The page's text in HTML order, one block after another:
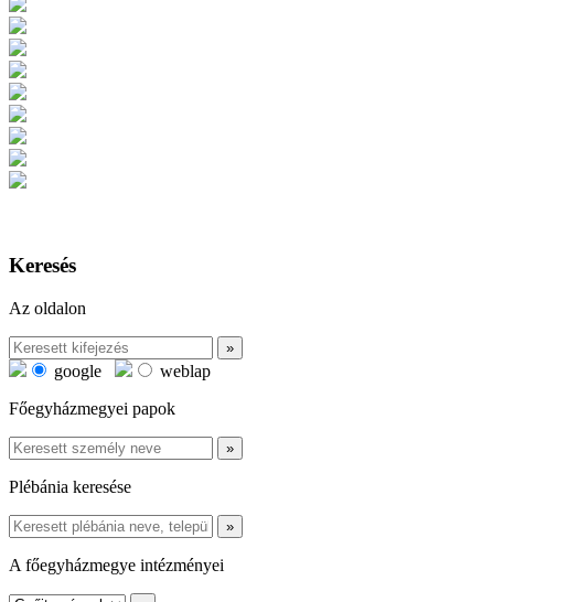
Keresés
Az oldalon
google
weblap
Főegyházmegyei papok
Plébánia keresése
A főegyházmegye intézményei